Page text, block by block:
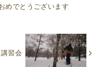
めでとうございます
習会